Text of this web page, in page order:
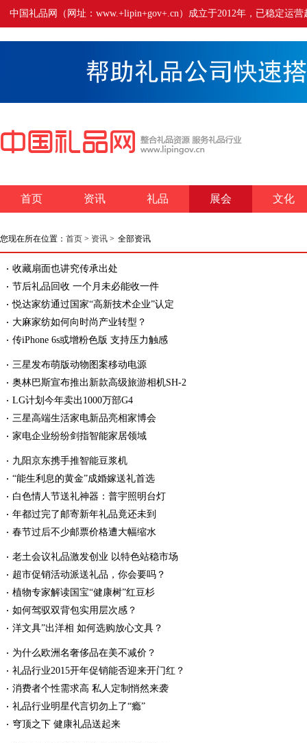
中国礼品网（网址：www.+lipin+gov+.cn）成立于2012年，已稳定运
首页 资讯 礼品 展会 文化
您现在所在位置： 首页 > 资讯 > 全部资讯
收藏扇面也讲究传承出处
节后礼品回收 一个月未必能收一件
悦达家纺通过国家“高新技术企业”认定
大麻家纺如何向时尚产业转型？
传iPhone 6s或增粉色版 支持压力触感
三星发布萌版动物图案移动电源
奥林巴斯宣布推出新款高级旅游相机SH-2
LG计划今年卖出1000万部G4
三星高端生活家电新品亮相家博会
家电企业纷纷剑指智能家居领域
九阳京东携手推智能豆浆机
“能生利息的黄金”成婚嫁送礼首选
白色情人节送礼神器：普宇照明台灯
年都过完了邮寄新年礼品竟还未到
春节过后不少邮票价格遭大幅缩水
老土会议礼品激发创业 以特色站稳市场
超市促销活动派送礼品，你会要吗？
植物专家解读国宝“健康树”红豆杉
如何驾驭双背包实用层次感？
洋文具”出洋相 如何选购放心文具？
为什么欧洲名奢侈品在美不减价？
礼品行业2015开年促销能否迎来开门红？
消费者个性需求高 私人定制悄然来袭
礼品行业明星代言切勿上了“瘾”
穹顶之下 健康礼品送起来